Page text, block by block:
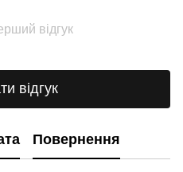
відгук
відгук
Повернення